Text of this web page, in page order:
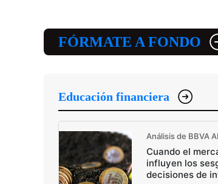
FÓRMATE A FONDO
Educación financiera
Análisis de BBVA
Cuando el
influyen los
decisiones de